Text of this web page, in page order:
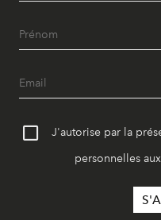
J'autorise par la
personnelles